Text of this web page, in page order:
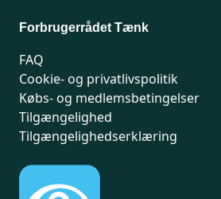
Forbrugerrådet Tænk
FAQ
Cookie- og privatlivspolitik
Købs- og medlemsbetingelser
Tilgængelighed
Tilgængelighedserklæring